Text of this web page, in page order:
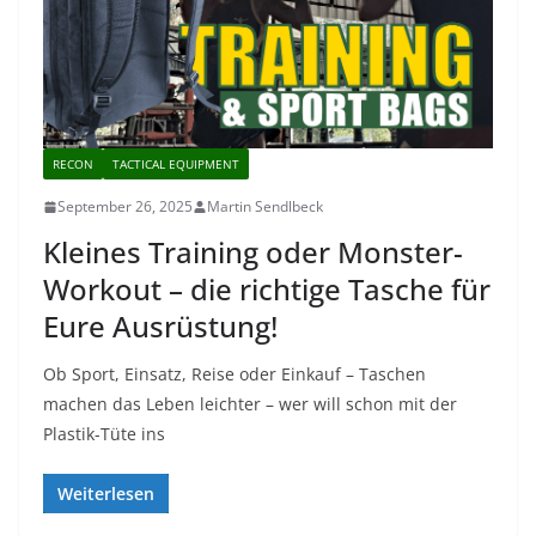
RECON TACTICAL EQUIPMENT
September 26, 2025 Martin Sendlbeck
Kleines Training oder Monster-
Workout – die richtige Tasche für
Eure Ausrüstung!
Ob Sport, Einsatz, Reise oder Einkauf – Taschen
machen das Leben leichter – wer will schon mit der
Plastik-Tüte ins
Weiterlesen